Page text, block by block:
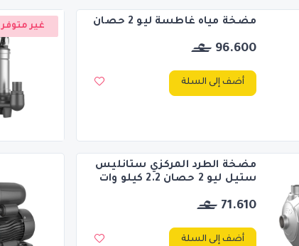
مضخة مياه غاطسة ليو 2 حصان
96.600
أضف إلى السلة
غير متوفر
مضخة الطرد المركزي ستانليس
ستيل ليو 2 حصان 2.2 كيلو وات
71.610
أضف إلى السلة